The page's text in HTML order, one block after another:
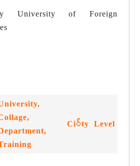
University of Foreign
Ci်ty Level